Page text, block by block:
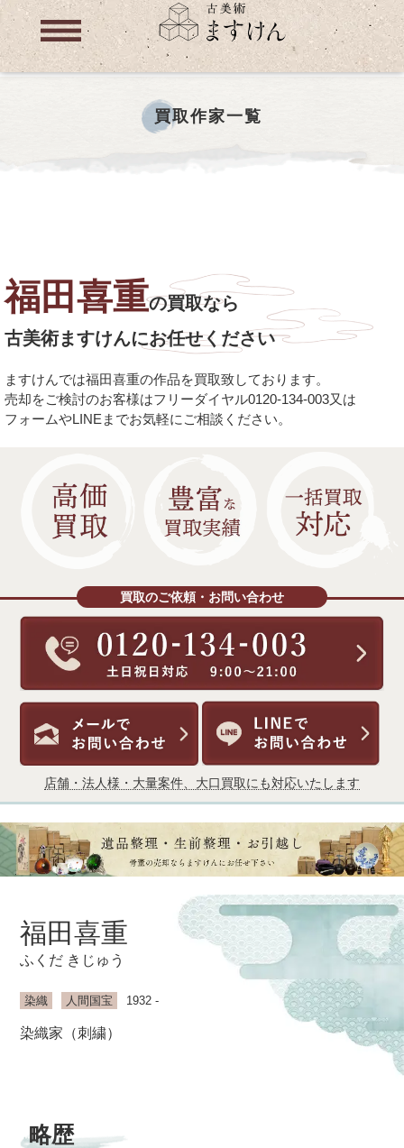
買取作家一覧
福田喜重の買取なら
古美術ますけんにお任せください
ますけんでは福田喜重の作品を買取致しております。
売却をご検討のお客様はフリーダイヤル0120-134-003又は
フォームやLINEまでお気軽にご相談ください。
買取のご依頼・お問い合わせ
店舗・法人様・大量案件、大口買取にも対応いたします
福田喜重
ふくだ きじゅう
染織 人間国宝 1932 -
染織家（刺繍）
略歴